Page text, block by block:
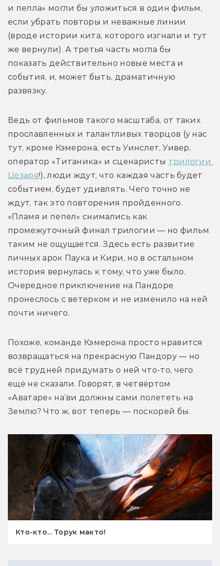
и пепла» могли бы уложиться в один фильм,
если убрать повторы и неважные линии
(вроде истории кита, которого изгнали и тут
же вернули). А третья часть могла бы
показать действительно новые места и
события, и, может быть, драматичную
развязку.
Ведь от фильмов такого масштаба, от таких
прославленных и талантливых творцов (у нас
тут, кроме Кэмерона, есть Уинслет, Уивер,
оператор «Титаника» и сценаристы трилогии
Цезаря!), люди ждут, что каждая часть будет
событием, будет удивлять. Чего точно не
ждут, так это повторения пройденного.
«Пламя и пепел» снимались как
промежуточный финал трилогии — но фильм
таким не ощущается. Здесь есть развитие
личных арок Паука и Кири, но в остальном
история вернулась к тому, что уже было.
Очередное приключение на Пандоре
пронеслось с ветерком и не изменило на ней
почти ничего.
Похоже, команде Кэмерона просто нравится
возвращаться на прекрасную Пандору — но
всё трудней придумать о ней что-то, чего
ещё не сказали. Говорят, в четвёртом
«Аватаре» на’ви должны сами полететь на
Землю? Что ж, вот теперь — поскорей бы.
Кто-кто... Торук макто!